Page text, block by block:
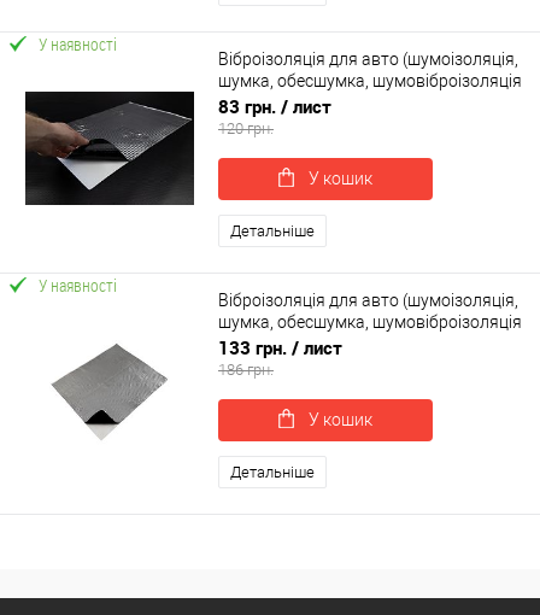
У наявності
Віброізоляція для авто (шумоізоляція,
шумка, обесшумка, шумовіброізоляція
автомобіля) SoundProOFF M2 (sp-
0002)
83 грн. / лист
120 грн.
У кошик
Детальніше
У наявності
Віброізоляція для авто (шумоізоляція,
шумка, обесшумка, шумовіброізоляція
автомобіля) SoundProOFF X1 (sp-0013)
133 грн. / лист
186 грн.
У кошик
Детальніше